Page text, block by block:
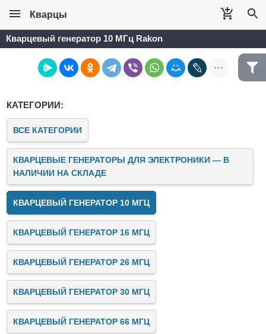
Кварцы
Кварцевый генератор 10 МГц Rakon
КАТЕГОРИИ:
ВСЕ КАТЕГОРИИ
КВАРЦЕВЫЕ ГЕНЕРАТОРЫ ДЛЯ ЭЛЕКТРОНИКИ — В
НАЛИЧИИ НА СКЛАДЕ
КВАРЦЕВЫЙ ГЕНЕРАТОР 10 МГЦ
КВАРЦЕВЫЙ ГЕНЕРАТОР 16 МГЦ
КВАРЦЕВЫЙ ГЕНЕРАТОР 26 МГЦ
КВАРЦЕВЫЙ ГЕНЕРАТОР 30 МГЦ
КВАРЦЕВЫЙ ГЕНЕРАТОР 66 МГЦ